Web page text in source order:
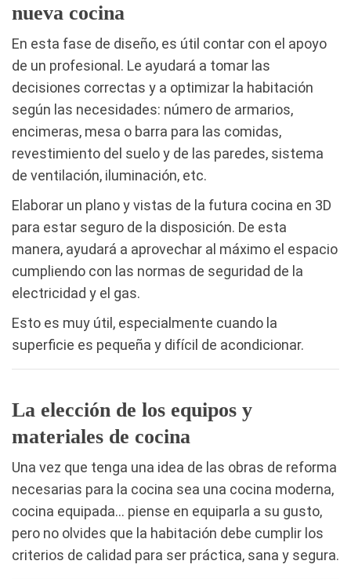
nueva cocina
En esta fase de diseño, es útil contar con el apoyo
de un profesional. Le ayudará a tomar las
decisiones correctas y a optimizar la habitación
según las necesidades: número de armarios,
encimeras, mesa o barra para las comidas,
revestimiento del suelo y de las paredes, sistema
de ventilación, iluminación, etc.
Elaborar un plano y vistas de la futura cocina en 3D
para estar seguro de la disposición. De esta
manera, ayudará a aprovechar al máximo el espacio
cumpliendo con las normas de seguridad de la
electricidad y el gas.
Esto es muy útil, especialmente cuando la
superficie es pequeña y difícil de acondicionar.
La elección de los equipos y
materiales de cocina
Una vez que tenga una idea de las obras de reforma
necesarias para la cocina sea una cocina moderna,
cocina equipada… piense en equiparla a su gusto,
pero no olvides que la habitación debe cumplir los
criterios de calidad para ser práctica, sana y segura.